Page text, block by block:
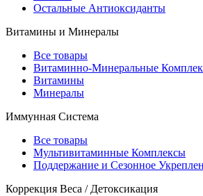
Остальные Антиоксиданты
Витамины и Минералы
Все товары
Витаминно-Минеральные
Витамины
Минералы
Иммунная Система
Все товары
Мультивитаминные Комплексы
Поддержание и Сезонное
Коррекция Веса / Детоксикация